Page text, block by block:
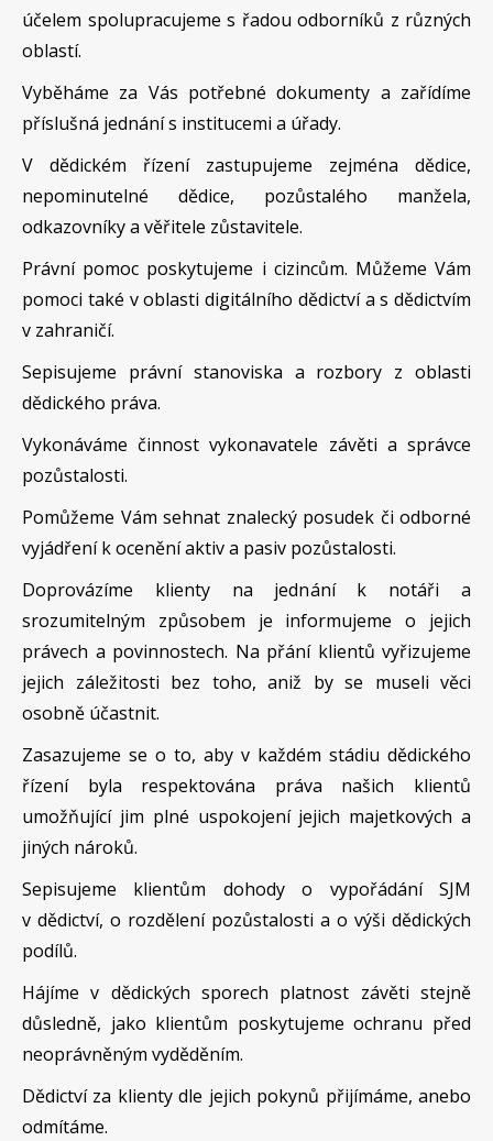
účelem spolupracujeme s řadou odborníků z různých
oblastí.
Vyběháme za Vás potřebné dokumenty a zařídíme
příslušná jednání s institucemi a úřady.
V dědickém řízení zastupujeme zejména dědice,
nepominutelné dědice, pozůstalého manžela,
odkazovníky a věřitele zůstavitele.
Právní pomoc poskytujeme i cizincům. Můžeme Vám
pomoci také v oblasti digitálního dědictví a s dědictvím
v zahraničí.
Sepisujeme právní stanoviska a rozbory z oblasti
dědického práva.
Vykonáváme činnost vykonavatele závěti a správce
pozůstalosti.
Pomůžeme Vám sehnat znalecký posudek či odborné
vyjádření k ocenění aktiv a pasiv pozůstalosti.
Doprovázíme klienty na jednání k notáři a
srozumitelným způsobem je informujeme o jejich
právech a povinnostech. Na přání klientů vyřizujeme
jejich záležitosti bez toho, aniž by se museli věci
osobně účastnit.
Zasazujeme se o to, aby v každém stádiu dědického
řízení byla respektována práva našich klientů
umožňující jim plné uspokojení jejich majetkových a
jiných nároků.
Sepisujeme klientům dohody o vypořádání SJM
v dědictví, o rozdělení pozůstalosti a o výši dědických
podílů.
Hájíme v dědických sporech platnost závěti stejně
důsledně, jako klientům poskytujeme ochranu před
neoprávněným vyděděním.
Dědictví za klienty dle jejich pokynů přijímáme, anebo
odmítáme.